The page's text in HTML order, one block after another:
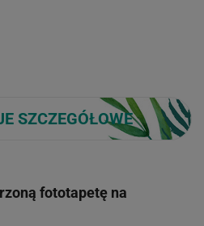
SZCZEGÓŁOWE
fototapetę na